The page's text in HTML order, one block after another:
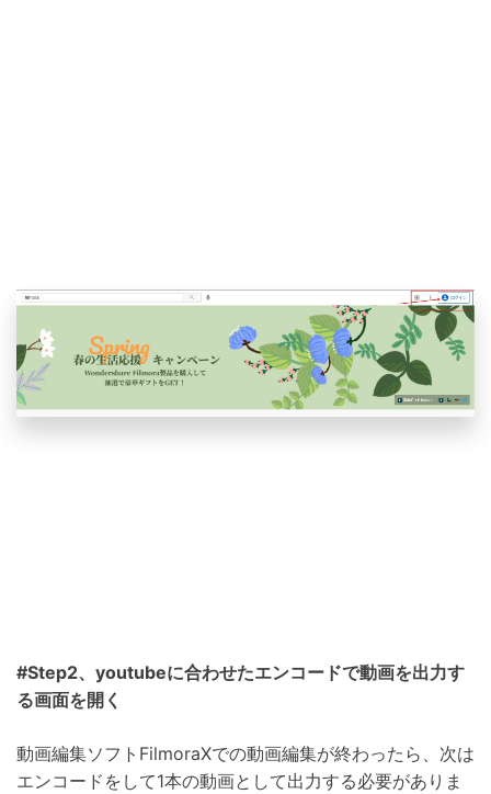
#Step2、youtubeに合わせたエンコードで動画を出力す
る画面を開く
動画編集ソフトFilmoraXでの動画編集が終わったら、次は
エンコードをして1本の動画として出力する必要がありま